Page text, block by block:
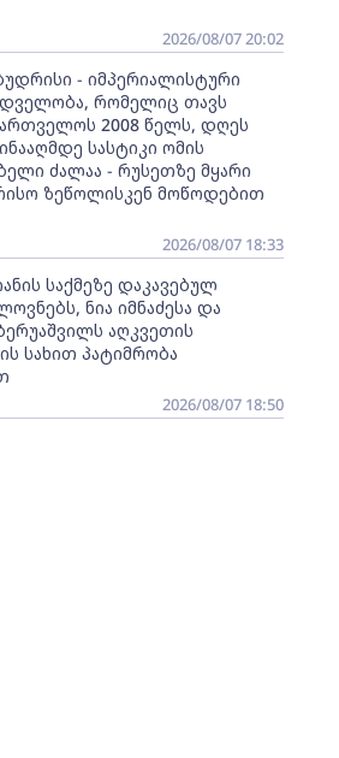
2026/08/07 20:02
- იმპერიალისტური
რომელიც თავს
2008 წელს, დღეს
სასტიკი ომის
ძალაა - რუსეთზე მყარი
ზეწოლისკენ მოწოდებით
2026/08/07 18:33
საქმეზე დაკავებულ
ნია იმნაძესა და
აღკვეთის
სახით პატიმრობა
2026/08/07 18:50